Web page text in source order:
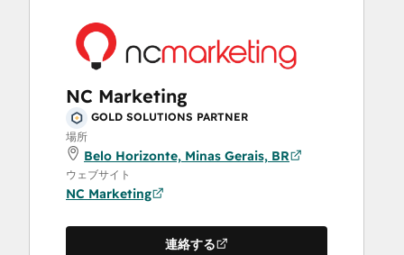
NC Marketing
GOLD SOLUTIONS PARTNER
場所
Belo Horizonte, Minas Gerais, BR
ウェブサイト
NC Marketing
連絡する